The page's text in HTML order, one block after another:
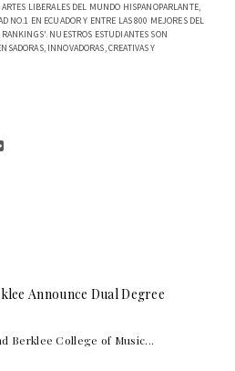
LIBERALES DEL MUNDO HISPANOPARLANTE,
NO.1 EN ECUADOR Y ENTRE LAS 800 MEJORES DEL
NUESTROS ESTUDIANTES SON
INNOVADORAS, CREATIVAS Y
Announce Dual Degree
Berklee College of Music...